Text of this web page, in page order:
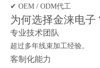
✔ OEM / ODM代工
为何选择金涞电子
专业技术团队
超过多年线束加工经验。
客制化能力